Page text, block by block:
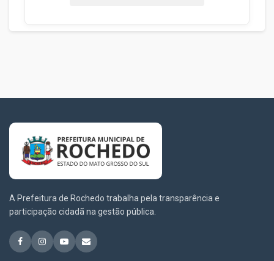
A Prefeitura de Rochedo trabalha pela transparência e
participação cidadã na gestão pública.